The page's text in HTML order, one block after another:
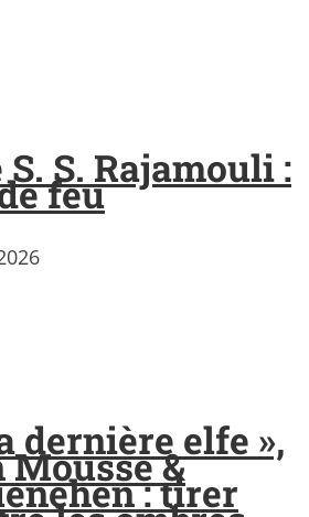
S. S. Rajamouli :
feu
dernière elfe »,
&
: tirer